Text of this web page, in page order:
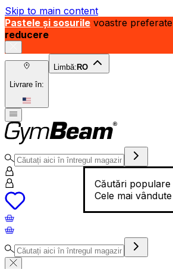
Skip to main content
Pastele și sosurile voastre preferate
reducere
Livrare în:
Limbă: RO
Căutări populare
Cele mai vândute